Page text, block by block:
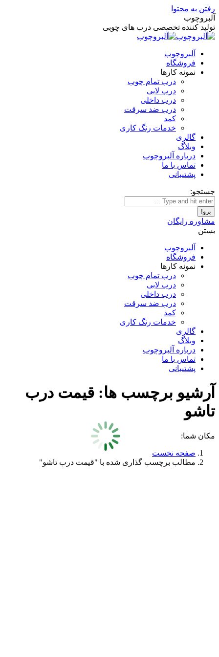
رفتن به محتوا
آلبروچوب
تولید کننده تخصصی درب های چوبی
آلبروچوب
فروشگاه
نمونه کارها
درب تمام چوب
درب لابی
درب داخلی
درب ضد سرقت
کمد
خدمات رنگ کاری
گالری
وبلاگ
درباره آلبروچوب
تماس با ما
پشتیبانی
جستجو:
مشاوره رایگان
بستن
آلبروچوب
فروشگاه
نمونه کارها
درب تمام چوب
درب لابی
درب داخلی
درب ضد سرقت
کمد
خدمات رنگ کاری
گالری
وبلاگ
درباره آلبروچوب
تماس با ما
پشتیبانی
آرشیو برچسب ها: قیمت درب
تاشو
مکان شما:
صفحه نخست
مطالب برچسب گذاری شده با "قیمت درب تاشو"